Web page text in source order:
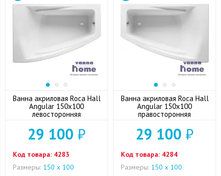
Ванна акриловая Roca Hall
Angular 150x100
левосторонняя
29 100 ₽
Код товара: 4283
Размеры: 150 x 100
Ванна акриловая Roca Hall
Angular 150x100
правосторонняя
29 100 ₽
Код товара: 4284
Размеры: 150 x 100